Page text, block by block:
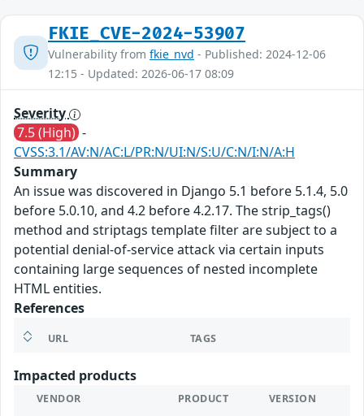
FKIE_CVE-2024-53907
Vulnerability from fkie_nvd - Published: 2024-12-06
12:15 - Updated: 2026-06-17 08:09
Severity
7.5 (High) -
CVSS:3.1/AV:N/AC:L/PR:N/UI:N/S:U/C:N/I:N/A:H
Summary
An issue was discovered in Django 5.1 before 5.1.4, 5.0
before 5.0.10, and 4.2 before 4.2.17. The strip_tags()
method and striptags template filter are subject to a
potential denial-of-service attack via certain inputs
containing large sequences of nested incomplete
HTML entities.
References
URL TAGS
Impacted products
VENDOR PRODUCT VERSION